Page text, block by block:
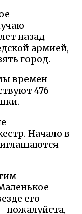
назад
армией,
город.
времен
476
Начало в
его
пожалуйста,